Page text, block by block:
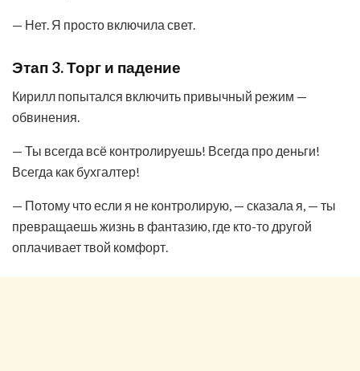
— Нет. Я просто включила свет.
Этап 3. Торг и падение
Кирилл попытался включить привычный режим —
обвинения.
— Ты всегда всё контролируешь! Всегда про деньги!
Всегда как бухгалтер!
— Потому что если я не контролирую, — сказала я, — ты
превращаешь жизнь в фантазию, где кто-то другой
оплачивает твой комфорт.